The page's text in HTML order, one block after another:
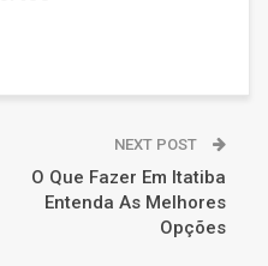
NEXT POST
O Que Fazer Em Itatiba
Entenda As Melhores
Opções